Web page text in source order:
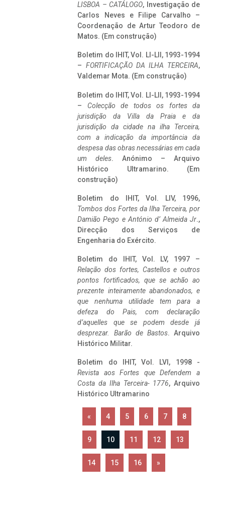
LISBOA – CATÁLOGO, Investigação de
Carlos Neves e Filipe Carvalho –
Coordenação de Artur Teodoro de
Matos. (Em construção)
Boletim do IHIT, Vol. LI-LII, 1993-1994
– FORTIFICAÇÃO DA ILHA TERCEIRA,
Valdemar Mota. (Em construção)
Boletim do IHIT, Vol. LI-LII, 1993-1994
– Colecção de todos os fortes da
jurisdição da Villa da Praia e da
jurisdição da cidade na ilha Terceira,
com a indicação da importância da
despesa das obras necessárias em cada
um deles. Anónimo – Arquivo
Histórico Ultramarino. (Em
construção)
Boletim do IHIT, Vol. LIV, 1996,
Tombos dos Fortes da Ilha Terceira, por
Damião Pego e António d’ Almeida Jr.,
Direcção dos Serviços de
Engenharia do Exército.
Boletim do IHIT, Vol. LV, 1997 –
Relação dos fortes, Castellos e outros
pontos fortificados, que se achão ao
prezente inteiramente abandonados, e
que nenhuma utilidade tem para a
defeza do Pais, com declaração
d’aquelles que se podem desde já
desprezar. Barão de Bastos. Arquivo
Histórico Militar.
Boletim do IHIT, Vol. LVI, 1998 -
Revista aos Fortes que Defendem a
Costa da Ilha Terceira- 1776, Arquivo
Histórico Ultramarino
« 4 5 6 7 8
9 10 11 12 13
14 15 16 »